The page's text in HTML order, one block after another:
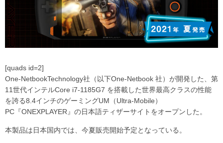
[quads id=2]
One-NetbookTechnology社（以下One-Netbook 社）が開発した、第
11世代インテルCore i7-1185G7 を搭載した世界最高クラスの性能
を誇る8.4インチのゲーミングUM（Ultra-Mobile）
PC『ONEXPLAYER』の日本語ティザーサイトをオープンした。
本製品は日本国内では、今夏販売開始予定となっている。